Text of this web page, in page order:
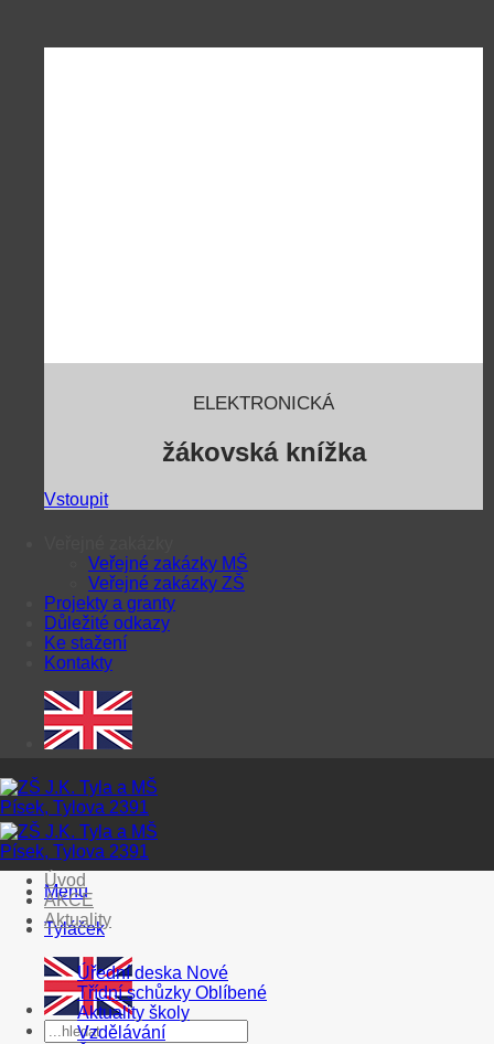
ELEKTRONICKÁ
žákovská knížka
Vstoupit
Veřejné zakázky MŠ
Veřejné zakázky ZŠ
Projekty a granty
Důležité odkazy
Ke stažení
Kontakty
Menu
Tyláček
Úvod
AKCE
Aktuality
Úřední deska
Třídní schůzky
Aktuality školy
Vzdělávání